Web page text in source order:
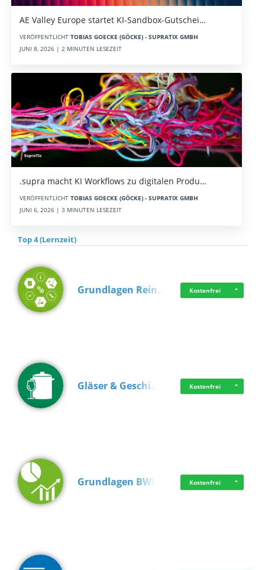
AE Valley Europe startet KI-Sandbox-Gutschei…
VERÖFFENTLICHT TOBIAS GOECKE (GÖCKE) - SUPRATIX GMBH
JUNI 8, 2026 | 2 MINUTEN LESEZEIT
.supra macht KI Workflows zu digitalen Produ…
VERÖFFENTLICHT TOBIAS GOECKE (GÖCKE) - SUPRATIX GMBH
JUNI 6, 2026 | 3 MINUTEN LESEZEIT
Top 4 (Lernzeit)
Grundlagen Rein… Kostenfrei
Gläser & Geschi… Kostenfrei
Grundlagen BWL Kostenfrei